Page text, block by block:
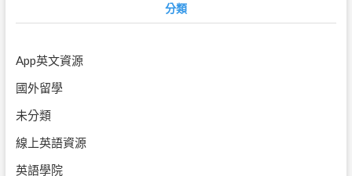
分類
App英文資源
國外留學
未分類
線上英語資源
英語學院